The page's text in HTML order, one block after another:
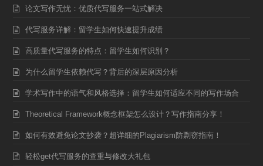
论文写作无忧：优质代写服务一站式解决
代写服务详解：留学生如何快速提升成绩
高质量代写服务的特点：留学生如何识别？
为什么留学生依赖代写？背后的深层原因分析
学术写作中的语气和风格选择：留学生如何适应不同的写作场合
Theoretical Framework概念框架怎么设计？写作指南分享！
如何有效避免论文抄袭？超详细的Plagiarism防剽窃指南！
轻松get代写服务的查重与修改大礼包